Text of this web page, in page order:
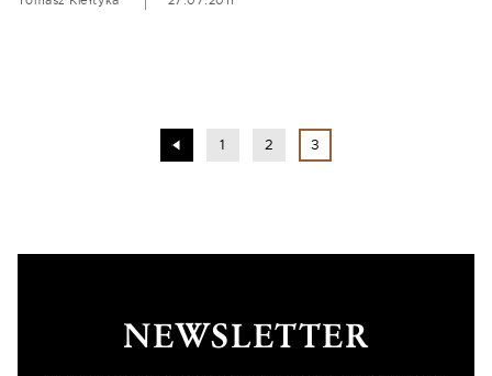
1 2 3
NEWSLETTER